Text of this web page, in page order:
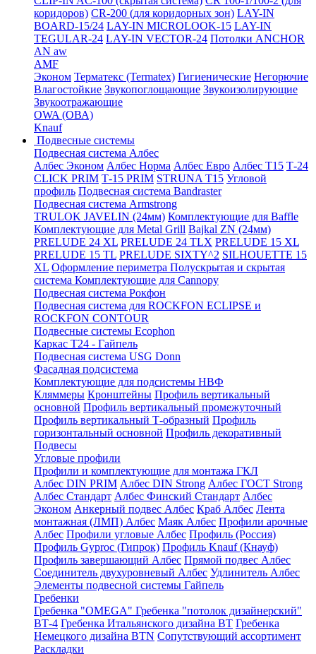
коридоров) CR-200 (для коридорных зон) LAY-IN
BOARD-15/24 LAY-IN MICROLOOK-15 LAY-IN
TEGULAR-24 LAY-IN VECTOR-24 Потолки ANCHOR
AN aw
AMF
Эконом Терматекс (Termatex) Гигиенические Негорючие
Влагостойкие Звукопоглощающие Звукоизолирующие
Звукоотражающие
OWA (ОВА)
Knauf
Подвесные системы
Подвесная система Албес
Албес Эконом Албес Норма Албес Евро Албес T15 Т-24
CLICK PRIM Т-15 PRIM STRUNA Т15 Угловой
профиль Подвесная система Bandraster
Подвесная система Armstrong
TRULOK JAVELIN (24мм) Комплектующие для Baffle
Комплектующие для Metal Grill Bajkal ZN (24мм)
PRELUDE 24 XL PRELUDE 24 TLX PRELUDE 15 XL
PRELUDE 15 TL PRELUDE SIXTY^2 SILHOUETTE 15
XL Оформление периметра Полускрытая и скрытая
система Комплектующие для Cannopy
Подвесная система Рокфон
Подвесная система для ROCKFON ECLIPSE и
ROCKFON CONTOUR
Подвесные системы Ecophon
Каркас Т24 - Гайпель
Подвесная система USG Donn
Фасадная подсистема
Комплектующие для подсистемы НВФ
Кляммеры Кронштейны Профиль вертикальный
основной Профиль вертикальный промежуточный
Профиль вертикальный Т-образный Профиль
горизонтальный основной Профиль декоративный
Подвесы
Угловые профили
Профили и комплектующие для монтажа ГКЛ
Албес DIN PRIM Албес DIN Strong Албес ГОСТ Strong
Албес Стандарт Албес Финский Стандарт Албес
Эконом Анкерный подвес Албес Краб Албес Лента
монтажная (ЛМП) Албес Маяк Албес Профили арочные
Албес Профили угловые Албес Профиль (Россия)
Профиль Gyproc (Гипрок) Профиль Knauf (Кнауф)
Профиль завершающий Албес Прямой подвес Албес
Соединитель двухуровневый Албес Удлинитель Албес
Элементы подвесной системы Гайпель
Гребенки
Гребенка "OMEGA" Гребенка "потолок дизайнерский"
ВТ-4 Гребенка Итальянского дизайна BT Гребенка
Немецкого дизайна ВТN Сопутствующий ассортимент
Раскладки